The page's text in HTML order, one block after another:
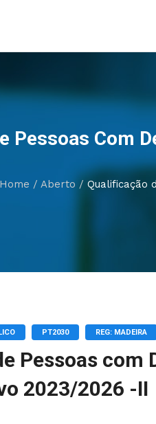
Pessoas Com
Home / Aberto / Qualificação
PT2030 REG: MADEIRA
Pessoas com
2023/2026 -II